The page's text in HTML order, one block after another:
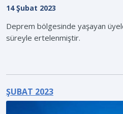
14 Şubat 2023
Deprem bölgesinde yaşayan
süreyle ertelenmiştir.
ŞUBAT 2023